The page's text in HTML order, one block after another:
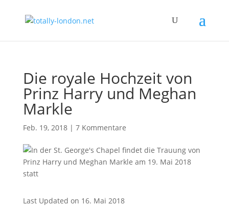
Die royale Hochzeit von
Prinz Harry und Meghan
Markle
Feb. 19, 2018| 7 Kommentare
Last Updated on 16. Mai 2018